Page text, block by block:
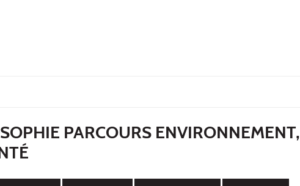
PARCOURS ENVIRONNEMENT,